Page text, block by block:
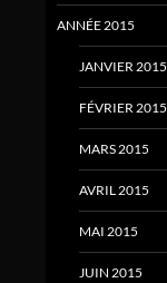
ANNÉE 2015
JANVIER 2015
FÉVRIER 2015
MARS 2015
AVRIL 2015
MAI 2015
JUIN 2015